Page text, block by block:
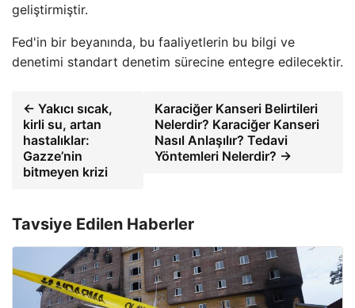
geliştirmiştir.
Fed'in bir beyanında, bu faaliyetlerin bu bilgi ve
denetimi standart denetim sürecine entegre edilecektir.
← Yakıcı sıcak,
kirli su, artan
hastalıklar:
Gazze’nin
bitmeyen krizi
Karaciğer Kanseri Belirtileri
Nelerdir? Karaciğer Kanseri
Nasıl Anlaşılır? Tedavi
Yöntemleri Nelerdir? →
Tavsiye Edilen Haberler